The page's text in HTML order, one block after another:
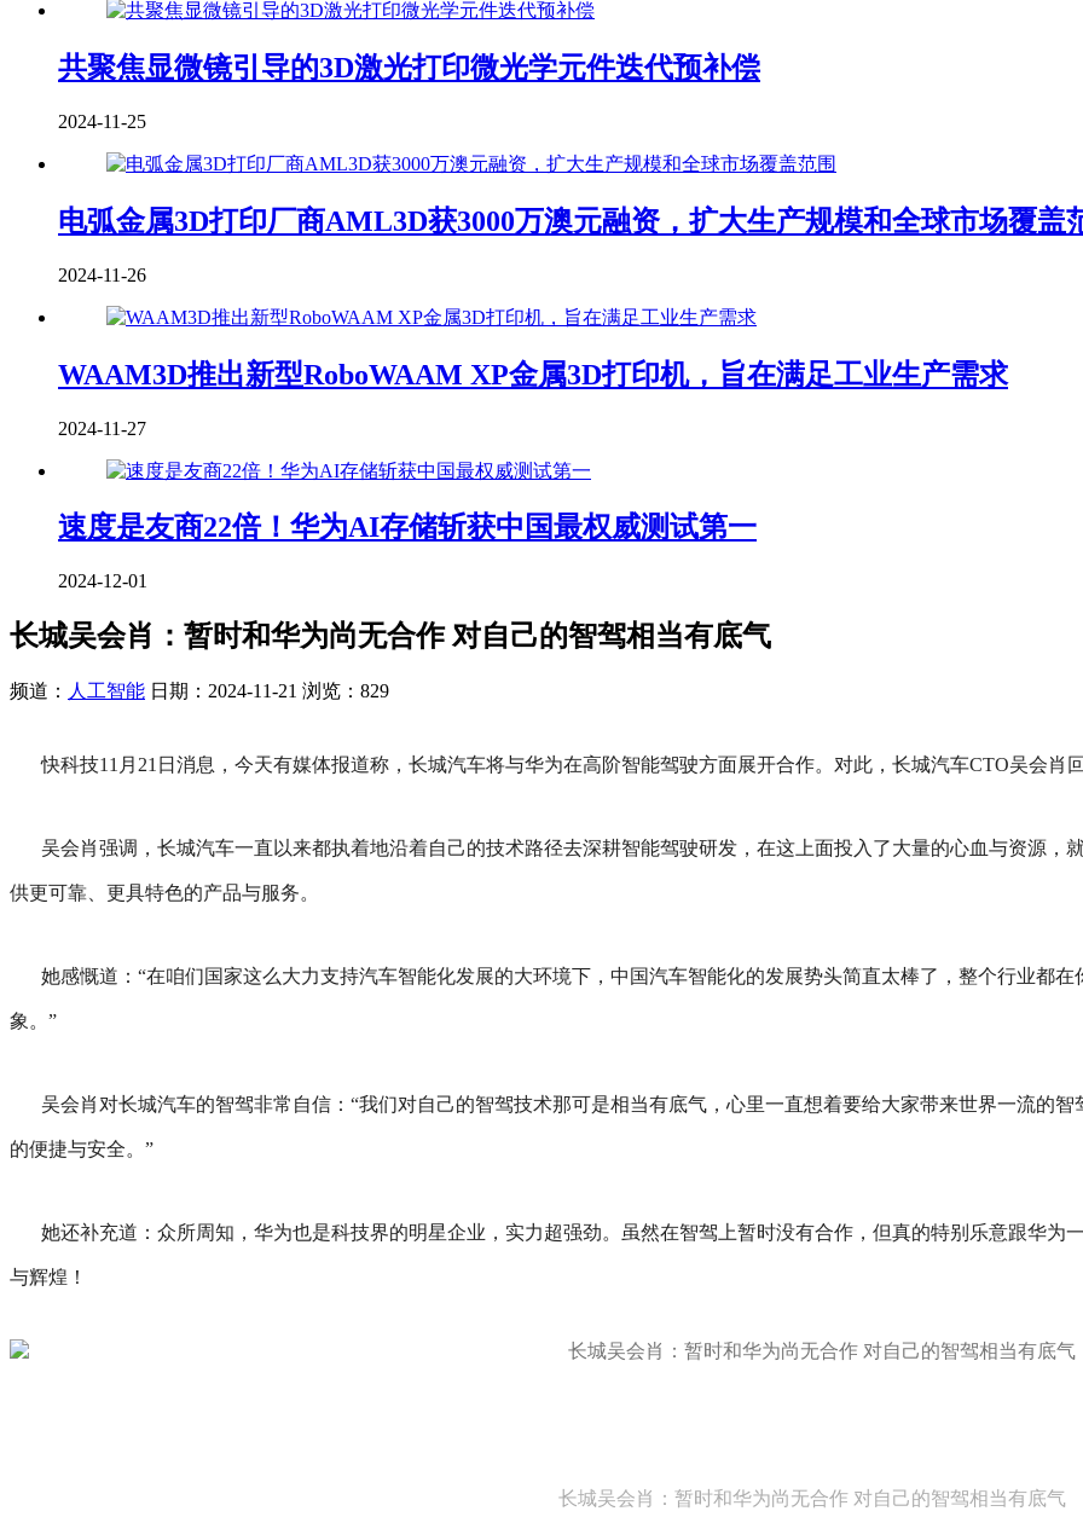
共聚焦显微镜引导的3D激光打印微光学元件迭代预补偿
2024-11-25
电弧金属3D打印厂商AML3D获3000万澳元融资，扩大生产规模和全球市场覆盖
2024-11-26
WAAM3D推出新型RoboWAAM XP金属3D打印机，旨在满足工业生产需求
2024-11-27
速度是友商22倍！华为AI存储斩获中国最权威测试第一
2024-12-01
长城吴会肖：暂时和华为尚无合作 对自己的智驾相当有底气
频道： 人工智能 日期： 2024-11-21 浏览：829
快科技11月21日消息，今天有媒体报道称，长城汽车将与华为在高阶智能驾驶方面展开合作。 对此，长城汽车CTO吴会肖
吴会肖强调，长城汽车一直以来都执着地沿着自己的技术路径去深耕智能驾驶研发，在这上面投入了大量的心血与资源，
供更可靠、更具特色的产品与服务。
她感慨道：“在咱们国家这么大力支持汽车智能化发展的大环境下，中国汽车智能化的发展势头简直太棒了，整个行业都
象。”
吴会肖对长城汽车的智驾非常自信：“我们对自己的智驾技术那可是相当有底气，心里一直想着要给大家带来世界一流的
的便捷与安全。”
她还补充道：众所周知，华为也是科技界的明星企业，实力超强劲。虽然在智驾上暂时没有合作，但真的特别乐意跟华为
与辉煌！
长城吴会肖：暂时和华为尚无合作 对自己的智驾相当有底气